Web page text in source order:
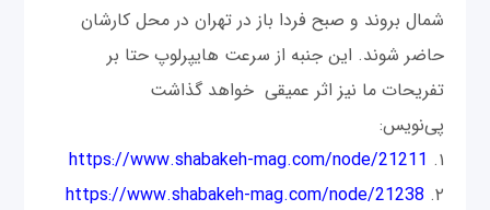
شمال بروند و صبح فردا باز در تهران در محل کارشان
حاضر شوند. این جنبه از سرعت هایپرلوپ حتا بر
تفریحات ما نیز اثر عمیقی خواهد گذاشت
پی‌نویس:
۱. https://www.shabakeh-mag.com/node/21211
۲. https://www.shabakeh-mag.com/node/21238